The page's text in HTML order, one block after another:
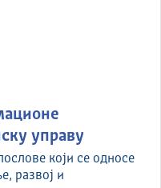
управу
који се односе
развој и